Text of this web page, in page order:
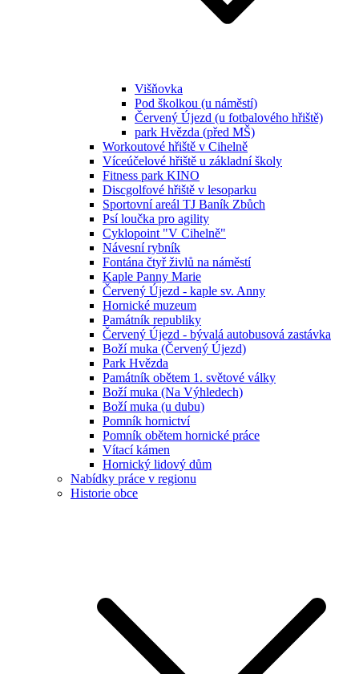
Višňovka
Pod školkou (u náměstí)
Červený Újezd (u fotbalového hřiště)
park Hvězda (před MŠ)
Workoutové hřiště v Cihelně
Víceúčelové hřiště u základní školy
Fitness park KINO
Discgolfové hřiště v lesoparku
Sportovní areál TJ Baník Zbůch
Psí loučka pro agility
Cyklopoint "V Cihelně"
Návesní rybník
Fontána čtyř živlů na náměstí
Kaple Panny Marie
Červený Újezd - kaple sv. Anny
Hornické muzeum
Památník republiky
Červený Újezd - bývalá autobusová zastávka
Boží muka (Červený Újezd)
Park Hvězda
Památník obětem 1. světové války
Boží muka (Na Výhledech)
Boží muka (u dubu)
Pomník hornictví
Pomník obětem hornické práce
Vítací kámen
Hornický lidový dům
Nabídky práce v regionu
Historie obce